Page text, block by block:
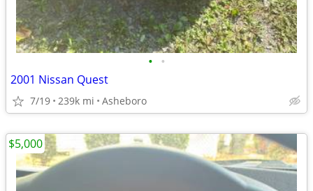
• •
2001 Nissan Quest
7/19 239k mi Asheboro
$5,000